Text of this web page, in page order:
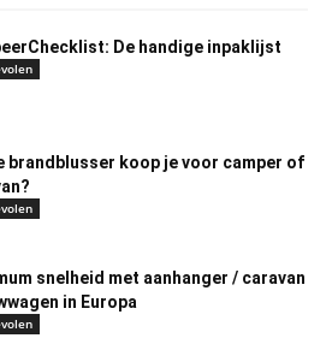
De handige inpaklijst
brandblusser koop je voor camper of
snelheid met aanhanger / caravan
in Europa